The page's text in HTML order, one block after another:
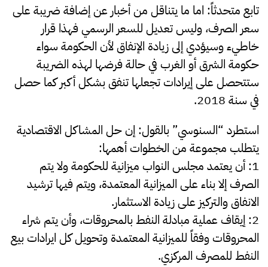
تابع متحدثاً: اما ما يتناقل من أخبار عن إضافة ضريبة على
سعر الصرف، وليس تعديل للسعر الرسمي فهذا قرار
خاطيء وسيؤدي إلى زيادة الإنفاق لأن الحكومة سواء
حكومة الشرق أو الغرب في حالة فرضها لهذه الضريبة
ستتحصل على إيرادات تجعلها تنفق بشكل أكبر كما حصل
في سنة 2018.
استطرد “السنوسي” بالقول: إن حل المشاكل الاقتصادية
يتطلب مجموعة من الخطوات أهمها:
1: أن يعتمد مجلس النواب ميزانية للحكومة ولا يتم
الصرف إلا بناء على الميزانية المعتمدة، ويتم فيها ترشيد
الانفاق والتركيز على زيادة الاستثمار.
2: إيقاف عملية مبادلة النفط بالمحروقات، وأن يتم شراء
المحروقات وفقاً للميزانية المعتمدة وتحويل كل ايرادات بيع
النفط للمصرف المركزي.